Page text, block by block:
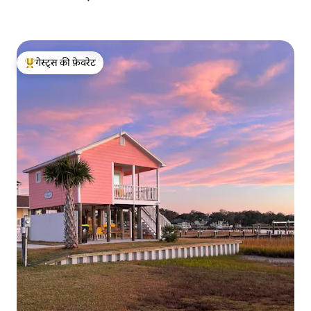
गेस्ट्स का टॉप फ़ेवरेट
गेस्ट्स की फ़ेवरेट